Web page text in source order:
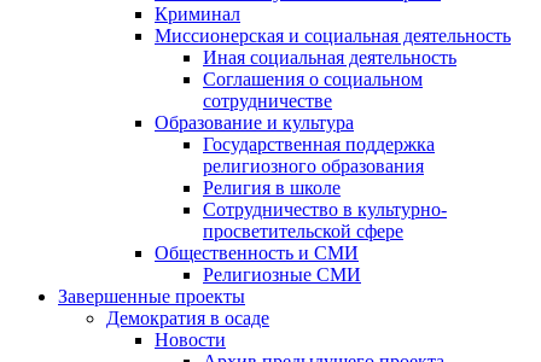
Криминал
Миссионерская и социальная деятельность
Иная социальная деятельность
Соглашения о социальном
сотрудничестве
Образование и культура
Государственная поддержка
религиозного образования
Религия в школе
Сотрудничество в культурно-
просветительской сфере
Общественность и СМИ
Религиозные СМИ
Завершенные проекты
Демократия в осаде
Новости